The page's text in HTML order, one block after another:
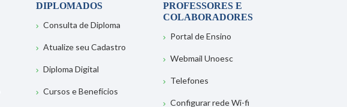
DIPLOMADOS
Consulta de Diploma
Atualize seu Cadastro
Diploma Digital
Cursos e Benefícios
PROFESSORES E
COLABORADORES
Portal de Ensino
Webmail Unoesc
Telefones
Configurar rede Wi-fi